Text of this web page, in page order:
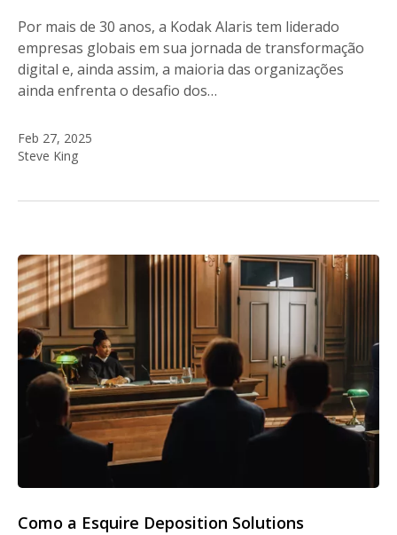
Por mais de 30 anos, a Kodak Alaris tem liderado
empresas globais em sua jornada de transformação
digital e, ainda assim, a maioria das organizações
ainda enfrenta o desafio dos…
Feb 27, 2025
Steve King
Como a Esquire Deposition Solutions